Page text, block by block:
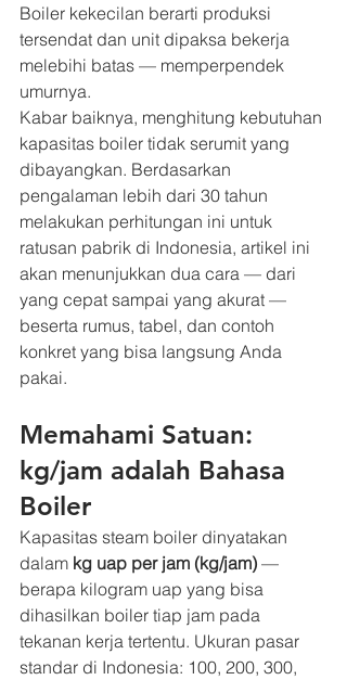
Boiler kekecilan berarti produksi
tersendat dan unit dipaksa bekerja
melebihi batas — memperpendek
umurnya.
Kabar baiknya, menghitung kebutuhan
kapasitas boiler tidak serumit yang
dibayangkan. Berdasarkan
pengalaman lebih dari 30 tahun
melakukan perhitungan ini untuk
ratusan pabrik di Indonesia, artikel ini
akan menunjukkan dua cara — dari
yang cepat sampai yang akurat —
beserta rumus, tabel, dan contoh
konkret yang bisa langsung Anda
pakai.
Memahami Satuan:
kg/jam adalah Bahasa
Boiler
Kapasitas steam boiler dinyatakan
dalam kg uap per jam (kg/jam) —
berapa kilogram uap yang bisa
dihasilkan boiler tiap jam pada
tekanan kerja tertentu. Ukuran pasar
standar di Indonesia: 100, 200, 300,